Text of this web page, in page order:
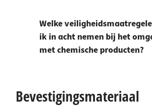
Welke
ik in acht nemen bij het
met chemische producten?
Bevestigingsmateriaal